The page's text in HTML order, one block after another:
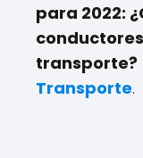
para 2022:
transporte?
Transporte.